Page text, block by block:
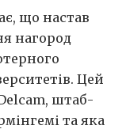
що настав
нагород
Цей
штаб-
та яка